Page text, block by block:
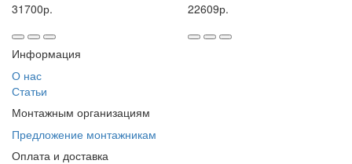
31700р.
22609р.
Информация
О нас
Статьи
Монтажным организациям
Предложение монтажникам
Оплата и доставка